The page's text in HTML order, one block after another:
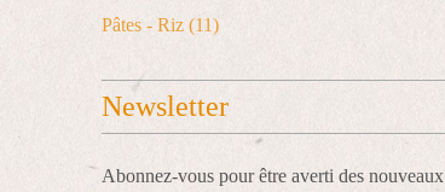
Pâtes - Riz (11)
Newsletter
Abonnez-vous pour être averti des nouveaux